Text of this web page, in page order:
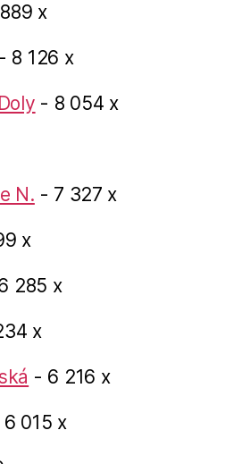
x
8 126 x
- 8 054 x
N. - 7 327 x
x
285 x
x
- 6 216 x
015 x